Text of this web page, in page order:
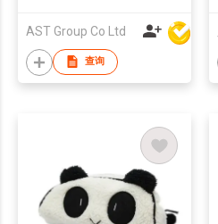
AST Group Co Ltd
查询